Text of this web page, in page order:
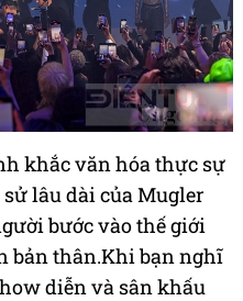
khắc văn hóa thực sự
lâu dài của Mugler
bước vào thế giới
bản thân.Khi bạn nghĩ
diễn và sân khấu